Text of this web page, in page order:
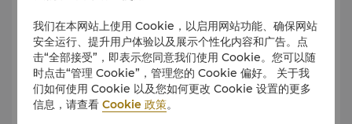
鹅卵石斜坡街道和两旁色彩缤纷的房屋是巴拉特最具标志性的
景致。这些历史悠久的木屋与清新可爱的咖啡馆和餐厅比邻而
居，成为这座城市的热门拍照打卡地。
圣索菲亚大教堂 (Hagia Sophia)
圣索菲亚大教堂始建于 6 世纪，最初是一座基督教教堂，后被
览、保护单位、教育项目、音乐会和会议等各种活动。
Borusan Sanat 艺术中心
该艺术表演中心常举办古典、爵士、世界和新音乐等风格音乐
会，并组织丰富多样的舞蹈表演和当代艺术展。Borusan 位于
伊斯坦布尔市中心，将历史与科技巧妙融为一体。
无论是在公园里悠闲散步，还是观赏壮丽的自然风光，我们都
可为大自然热爱者提供各种服务。远离喧嚣，到私人岛屿度
假，享受骑马的幸福时光，划着皮划艇经过高耸的悬崖，领略
大自然的鬼斧神工，或者在沙滩上尽情享受悠闲时光。大自然
是如此美好。
我们在本网站上使用 Cookie，以启用网站功能、确保网站
安全运行、提升用户体验以及展示个性化内容和广告。点
击“全部接受”，即表示您同意我们使用 Cookie。您可以随
时点击“管理 Cookie”，管理您的 Cookie 偏好。 关于我
们如何使用 Cookie 以及您如何更改 Cookie 设置的更多
信息，请查看Cookie 政策。